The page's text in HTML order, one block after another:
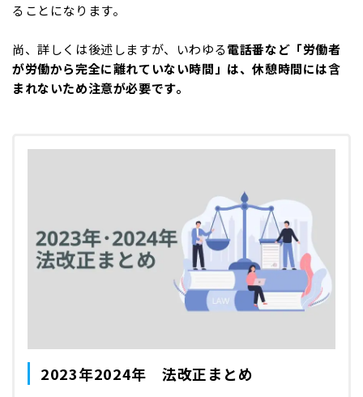
ることになります。
尚、詳しくは後述しますが、いわゆる電話番など「労働者
が労働から完全に離れていない時間」は、休憩時間には含
まれないため注意が必要です。
2023年2024年 法改正まとめ